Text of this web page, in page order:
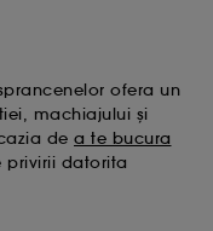
ofera un
machiajului și
de a te bucura
privirii datorita